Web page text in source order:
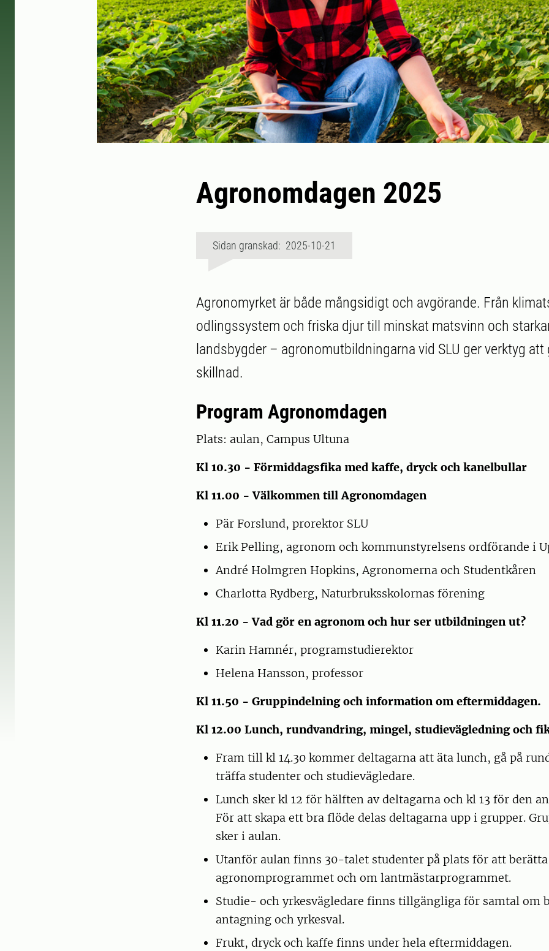
Agronomdagen 2025
Sidan granskad: 2025-10-21
Agronomyrket är både mångsidigt och avgörande. Från
odlingssystem och friska djur till minskat matsvinn och
landsbygder – agronomutbildningarna vid SLU ger verktyg att
skillnad.
Program Agronomdagen
Plats: aulan, Campus Ultuna
Kl 10.30 - Förmiddagsfika med kaffe, dryck och kanelbullar
Kl 11.00 - Välkommen till Agronomdagen
Pär Forslund, prorektor SLU
Erik Pelling, agronom och kommunstyrelsens ordförande i
André Holmgren Hopkins, Agronomerna och Studentkåren
Charlotta Rydberg, Naturbruksskolornas förening
Kl 11.20 - Vad gör en agronom och hur ser utbildningen ut?
Karin Hamnér, programstudierektor
Helena Hansson, professor
Kl 11.50 - Gruppindelning och information om eftermiddagen.
Kl 12.00 Lunch, rundvandring, mingel, studievägledning och
Fram till kl 14.30 kommer deltagarna att äta lunch, gå på
träffa studenter och studievägledare.
Lunch sker kl 12 för hälften av deltagarna och kl 13 för den
För att skapa ett bra flöde delas deltagarna upp i grupper.
sker i aulan.
Utanför aulan finns 30-talet studenter på plats för att
agronomprogrammet och om lantmästarprogrammet.
Studie- och yrkesvägledare finns tillgängliga för samtal om
antagning och yrkesval.
Frukt, dryck och kaffe finns under hela eftermiddagen.